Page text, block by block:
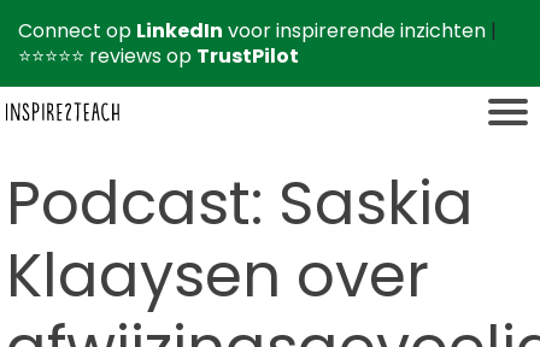
Connect op LinkedIn voor inspirerende inzichten |
⭐⭐⭐⭐⭐ reviews op TrustPilot
Podcast: Saskia
Klaaysen over